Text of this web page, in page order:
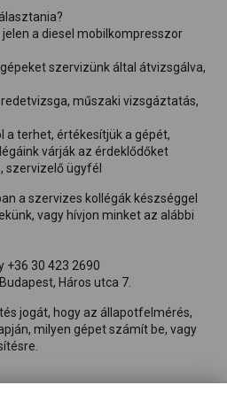
a diesel mobilkompresszor
szervizünk által átvizsgálva,
műszaki vizsgáztatás,
a terhet, értékesítjük a gépét,
várják az érdeklődőket
szervizelő ügyfél
a szervizes kollégák készséggel
vagy hívjon minket az alábbi
+36 30 423 2690
Háros utca 7.
jogát, hogy az állapotfelmérés,
milyen gépet számít be, vagy